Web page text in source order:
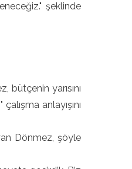
şeklinde
yarısını
anlayışını
Dönmez, şöyle